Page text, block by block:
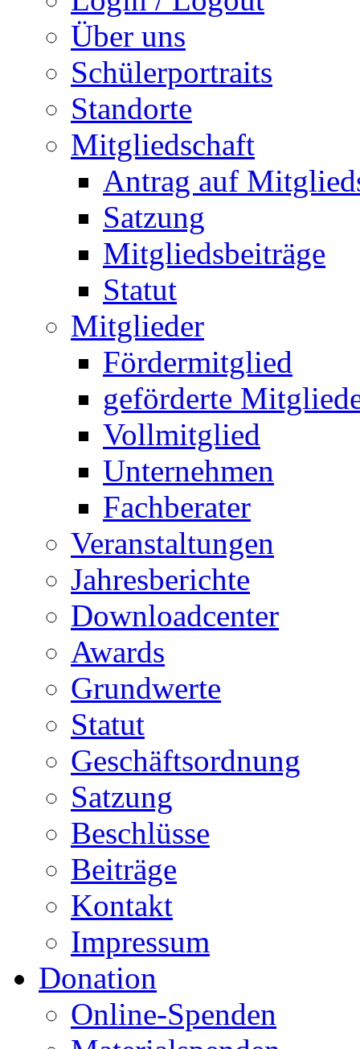
Über uns
Schülerportraits
Standorte
Mitgliedschaft
Antrag auf
Satzung
Mitgliedsbeiträge
Statut
Mitglieder
Fördermitglied
geförderte
Vollmitglied
Unternehmen
Fachberater
Veranstaltungen
Jahresberichte
Downloadcenter
Awards
Grundwerte
Statut
Geschäftsordnung
Satzung
Beschlüsse
Beiträge
Kontakt
Impressum
Donation
Online-Spenden